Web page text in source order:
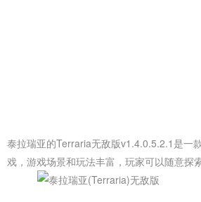
泰拉瑞亚的Terraria无敌版v1.4.0.5.2.1是一
戏，游戏场景和玩法丰富，玩家可以随意探